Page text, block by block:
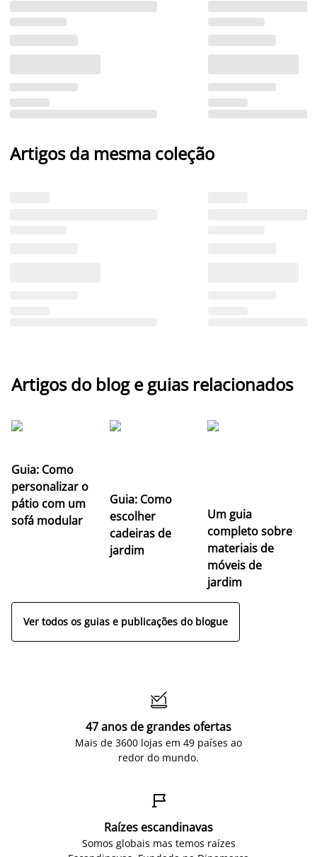
Artigos da mesma coleção
Artigos do blog e guias relacionados
Guia: Como
personalizar o
pátio com um
sofá modular
Guia: Como
escolher
cadeiras de
jardim
Um guia
completo sobre
materiais de
móveis de
jardim
Ver todos os guias e publicações do blogue

47 anos de grandes ofertas
Mais de 3600 lojas em 49 países ao
redor do mundo.

Raízes escandinavas
Somos globais mas temos raízes